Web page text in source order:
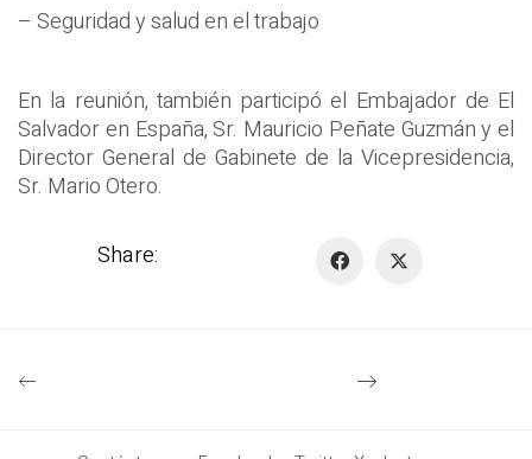
– Seguridad y salud en el trabajo
En la reunión, también participó el Embajador de El
Salvador en España, Sr. Mauricio Peñate Guzmán y el
Director General de Gabinete de la Vicepresidencia,
Sr. Mario Otero.
Share: